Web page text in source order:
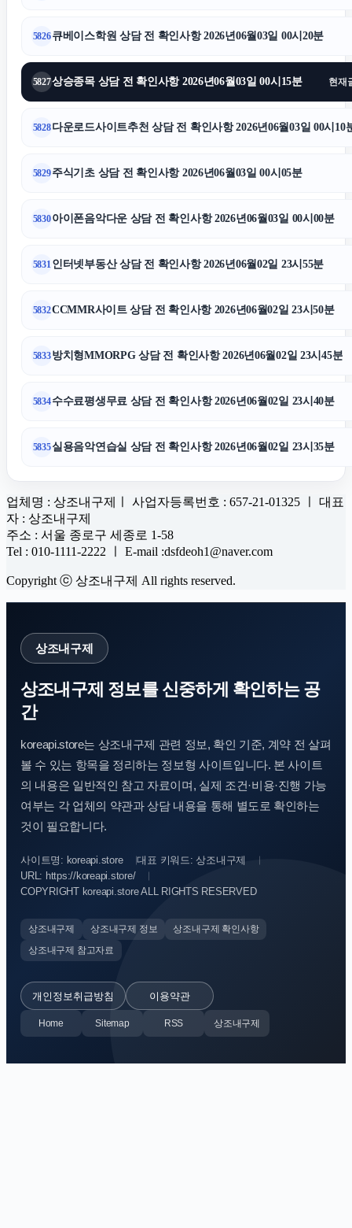
5826큐베이스학원 상담 전 확인사항 2026년06월03일 00시20분
5827상승종목 상담 전 확인사항 2026년06월03일 00시15분 현재
5828다운로드사이트추천 상담 전 확인사항 2026년06월03일 00시10
5829주식기초 상담 전 확인사항 2026년06월03일 00시05분
5830아이폰음악다운 상담 전 확인사항 2026년06월03일 00시00분
5831 인터넷부동산 상담 전 확인사항 2026년06월02일 23시55분
5832CCMMR사이트 상담 전 확인사항 2026년06월02일 23시50분
5833방치형MMORPG 상담 전 확인사항 2026년06월02일 23시45분
5834수수료평생무료 상담 전 확인사항 2026년06월02일 23시40분
5835실용음악연습실 상담 전 확인사항 2026년06월02일 23시35분
업체명 : 상조내구제ㅣ 사업자등록번호 : 657-21-01325 ㅣ 대표
자 : 상조내구제
주소 : 서울 종로구 세종로 1-58
Tel : 010-1111-2222 ㅣ E-mail :dsfdeoh1@naver.com
Copyright ⓒ 상조내구제 All rights reserved.
상조내구제
상조내구제 정보를 신중하게 확인하는 공
간
koreapi.store는 상조내구제 관련 정보, 확인 기준, 계약 전 살펴
볼 수 있는 항목을 정리하는 정보형 사이트입니다. 본 사이트
의 내용은 일반적인 참고 자료이며, 실제 조건·비용·진행 가능
여부는 각 업체의 약관과 상담 내용을 통해 별도로 확인하는
것이 필요합니다.
사이트명: koreapi.store
대표 키워드: 상조내구제
URL: https://koreapi.store/
COPYRIGHT koreapi.store ALL RIGHTS RESERVED
상조내구제 상조내구제 정보
상조내구제 확인사항
상조내구제 참고자료
개인정보취급방침 이용약관
Home Sitemap RSS 상조내구제